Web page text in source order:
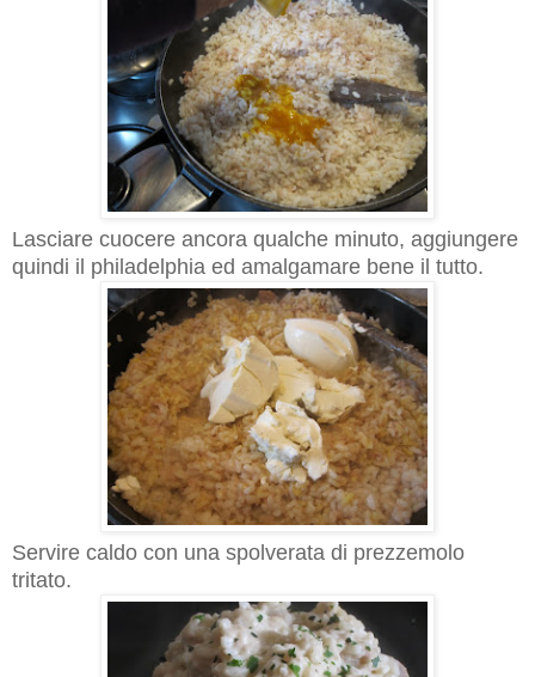
Lasciare cuocere ancora qualche minuto, aggiungere
quindi il philadelphia ed amalgamare bene il tutto.
Servire caldo con una spolverata di prezzemolo
tritato.